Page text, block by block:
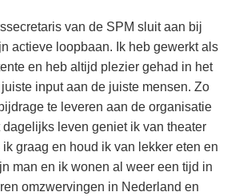
van de SPM sluit aan bij
actieve loopbaan. Ik heb gewerkt als
en heb altijd plezier gehad in het
input aan de juiste mensen. Zo
te leveren aan de organisatie
leven geniet ik van theater
graag en houd ik van lekker eten en
man en ik wonen al weer een tijd in
omzwervingen in Nederland en